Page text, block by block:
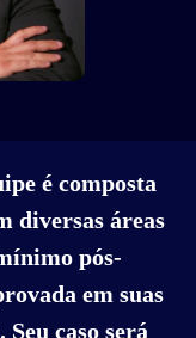
é composta
diversas áreas
pós-
em suas
caso será